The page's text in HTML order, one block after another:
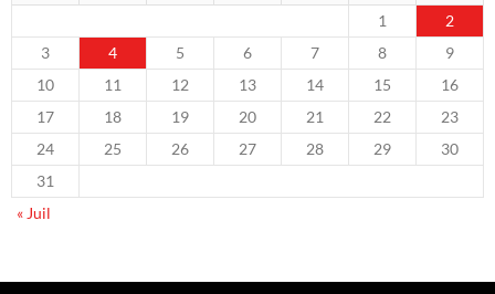
1
2
3
4 5 6 7 8
9
10
11 12 13 14 15
16
17
18 19 20 21 22
23
24
25 26 27 28 29
30
31
« Juil